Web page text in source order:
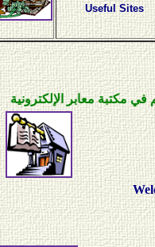
Useful Sites
معابر الإلكترونية